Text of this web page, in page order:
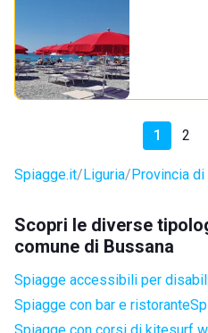
1 2
Spiagge.it Liguria Provincia
Scopri le diverse
comune di Bussana
Spiagge accessibili per
Spiagge con bar e ristorante